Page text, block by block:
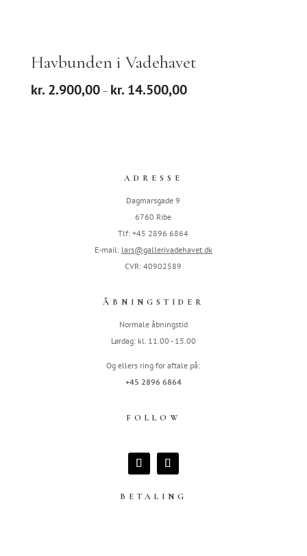
Havbunden i Vadehavet
kr.2.900,00 – kr.14.500,00Prisinterval:
ADRESSE
Dagmarsgade 9
6760 Ribe
Tlf: +45 2896 6864
E-mail: lars@gallerivadehavet.dk
CVR: 40902589
ÅBNINGSTIDER
Normale åbningstid
Lørdag: kl. 11.00 - 15.00
Og ellers ring for aftale på:
+45 2896 6864
FOLLOW
BETALING